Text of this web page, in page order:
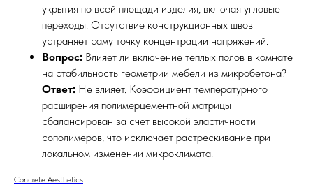
укрытия по всей площади изделия, включая угловые
переходы. Отсутствие конструкционных швов
устраняет саму точку концентрации напряжений.
Вопрос: Влияет ли включение теплых полов в комнате
на стабильность геометрии мебели из микробетона?
Ответ: Не влияет. Коэффициент температурного
расширения полимерцементной матрицы
сбалансирован за счет высокой эластичности
сополимеров, что исключает растрескивание при
локальном изменении микроклимата.
Concrete Aesthetics